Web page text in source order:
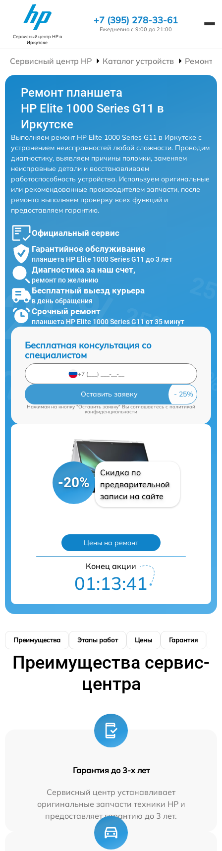
Сервисный центр HPв
Иркутске
+7 (395) 278-33-61
Ежедневно с 9:00 до 21:00
Сервисный центр HP Каталог устройств Ремонт
Ремонт планшета
HP Elite 1000 Series G11 в
Иркутске
Выполняем ремонт HP Elite 1000 Series G11 в Иркутске с
устранением неисправностей любой сложности. Проводим
диагностику, выявляем причины поломки, заменяем
неисправные детали и восстанавливаем
работоспособность устройства. Используем оригинальные
или рекомендованные производителем запчасти, после
ремонта выполняем проверку всех функций и
предоставляем гарантию.
Официальный сервис
Гарантийное обслуживание
планшета HP Elite 1000 Series G11 до 3 лет
Диагностика за наш счет,
ремонт по желанию
Бесплатный выезд курьера
в день обращения
Срочный ремонт
планшета HP Elite 1000 Series G11 от 35 минут
Бесплатная консультация со
специалистом
Оставить заявку
Нажимая на кнопку "Оставить заявку" Вы соглашаетесь cполитикой
конфиденциальности
-20%
Скидка по
предварительной
записи на сайте
Цены на ремонт
Конец акции
01:13:40
Преимущества Этапы работ Цены Гарантия
Преимущества сервис-
центра
Гарантия до 3-х лет
Сервисный центр устанавливает
оригинальные запчасти техники HP и
предоставляет гарантию до 3 лет.